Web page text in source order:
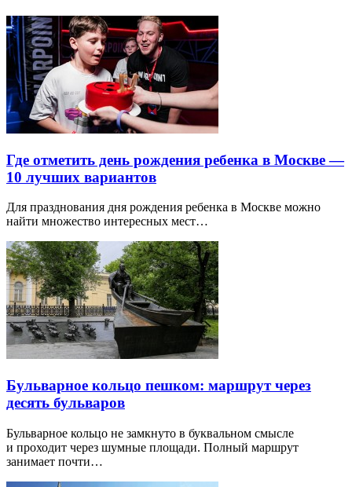
Где отметить день рождения ребенка в Москве —
10 лучших вариантов
Для празднования дня рождения ребенка в Москве можно
найти множество интересных мест…
Бульварное кольцо пешком: маршрут через
десять бульваров
Бульварное кольцо не замкнуто в буквальном смысле
и проходит через шумные площади. Полный маршрут
занимает почти…